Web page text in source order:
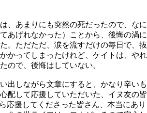
、あまりにも突然の死だったので、なに
あげれなかった）ことから、後悔の渦に
。ただただ、涙を流すだけの毎日で、抜
かってしまったけれど、ケイトは、やれ
ので、後悔はしていない。
出しながら文章にすると、かなり辛いも
配して応援していただいた、イヌ友の皆
応援してくださった皆さん、本当にあり